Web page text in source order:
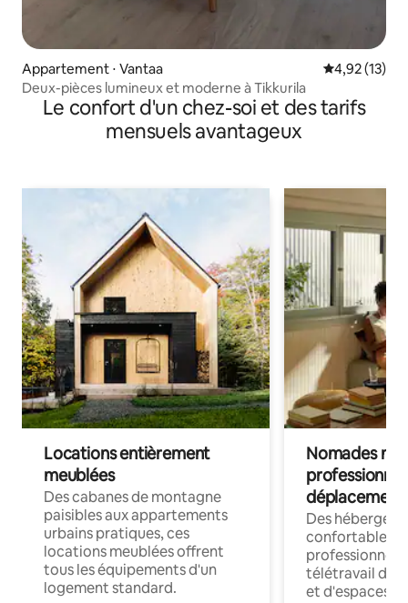
Appartement ⋅ Vantaa Évaluation
4,92 (13)
Deux-pièces lumineux et moderne à Tikkurila
Le confort d'un chez-soi et des tarifs
mensuels avantageux
Locations entièrement
meublées
Des cabanes de montagne
paisibles aux appartements
urbains pratiques, ces
locations meublées offrent
tous les équipements d'un
logement standard.
Nomades
déplacement
Des
confortables
professionnels
télétravail
et d'espaces